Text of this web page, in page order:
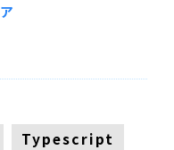
Typescript